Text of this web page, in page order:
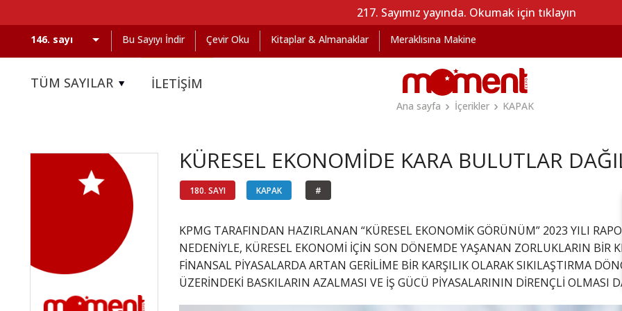
217. Sayımız yayında. Okumak için tıklayın
Bu Sayıyı İndir Çevir Oku Kitaplar & Almanaklar Meraklısına Makine
TÜM SAYILAR İLETİŞİM
Ana sayfa
İçerikler KAPAK
KÜRESEL EKONOMİDE KARA BULUTLAR
180. SAYI KAPAK #
KPMG TARAFINDAN HAZIRLANAN “KÜRESEL EKONOMİK GÖRÜNÜM” 2023 YILI
NEDENİYLE, KÜRESEL EKONOMİ İÇİN SON DÖNEMDE YAŞANAN ZORLUKLARIN BİR
FİNANSAL PİYASALARDA ARTAN GERİLİME BİR KARŞILIK OLARAK SIKILAŞTIRMA
ÜZERİNDEKİ BASKILARIN AZALMASI VE İŞ GÜCÜ PİYASALARININ DİRENÇLİ OLMASI